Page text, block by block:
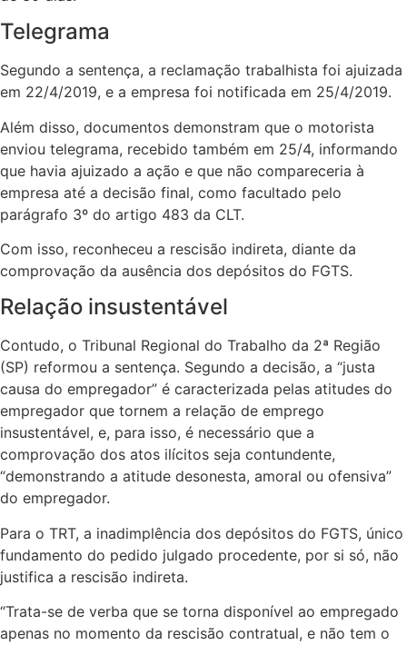
Telegrama
Segundo a sentença, a reclamação trabalhista foi ajuizada
em 22/4/2019, e a empresa foi notificada em 25/4/2019.
Além disso, documentos demonstram que o motorista
enviou telegrama, recebido também em 25/4, informando
que havia ajuizado a ação e que não compareceria à
empresa até a decisão final, como facultado pelo
parágrafo 3º do artigo 483 da CLT.
Com isso, reconheceu a rescisão indireta, diante da
comprovação da ausência dos depósitos do FGTS.
Relação insustentável
Contudo, o Tribunal Regional do Trabalho da 2ª Região
(SP) reformou a sentença. Segundo a decisão, a “justa
causa do empregador” é caracterizada pelas atitudes do
empregador que tornem a relação de emprego
insustentável, e, para isso, é necessário que a
comprovação dos atos ilícitos seja contundente,
“demonstrando a atitude desonesta, amoral ou ofensiva”
do empregador.
Para o TRT, a inadimplência dos depósitos do FGTS, único
fundamento do pedido julgado procedente, por si só, não
justifica a rescisão indireta.
“Trata-se de verba que se torna disponível ao empregado
apenas no momento da rescisão contratual, e não tem o